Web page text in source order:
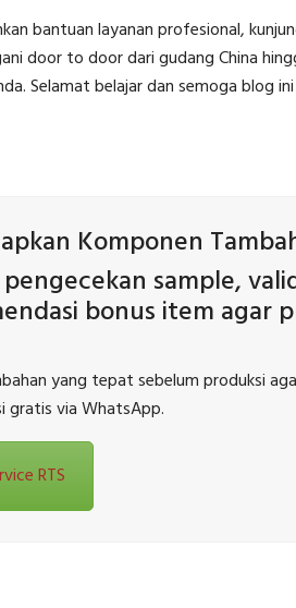
bantuan layanan profesional,
door to door dari gudang China
Selamat belajar dan semoga blog
Komponen
sample,
bonus item agar
yang tepat sebelum produksi
gratis via WhatsApp.
RTS